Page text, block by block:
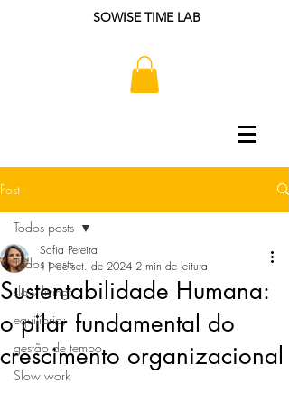
SOWISE TIME LAB
Post
Todos posts
slow living;
equilíbrio;
gestão de tempo
Slow work
Todos posts
Sustentabilidade Humana:
o pilar fundamental do
crescimento organizacional
Sofia Pereira
11 de set. de 2024 2 min de leitura